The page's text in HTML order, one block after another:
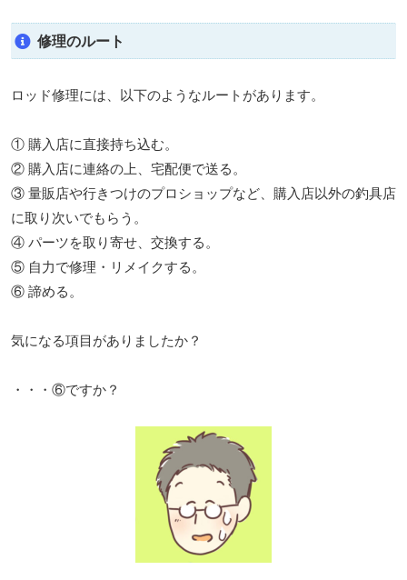
修理のルート
ロッド修理には、以下のようなルートがあります。
① 購入店に直接持ち込む。
② 購入店に連絡の上、宅配便で送る。
③ 量販店や行きつけのプロショップなど、購入店以外の釣具店
に取り次いでもらう。
④ パーツを取り寄せ、交換する。
⑤ 自力で修理・リメイクする。
⑥ 諦める。
気になる項目がありましたか？
・・・⑥ですか？